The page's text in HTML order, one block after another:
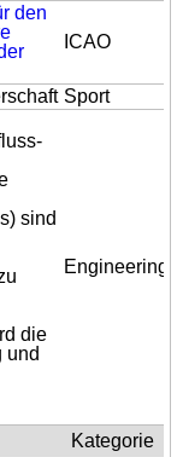
den
ICAO
Sport
sind
die
und
Engineering
Kategorie